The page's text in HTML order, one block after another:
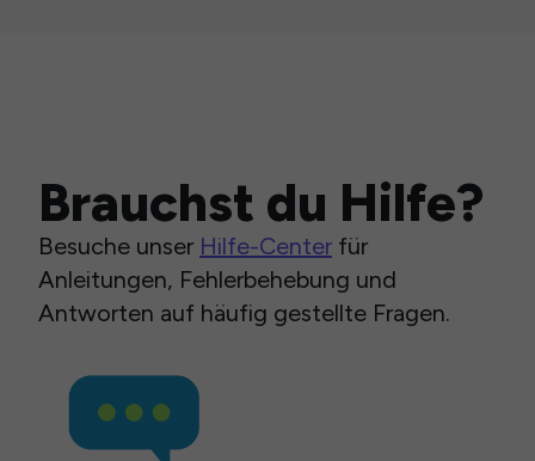
Brauchst du Hilfe?
Besuche unser Hilfe-Center für
Anleitungen, Fehlerbehebung und
Antworten auf häufig gestellte Fragen.